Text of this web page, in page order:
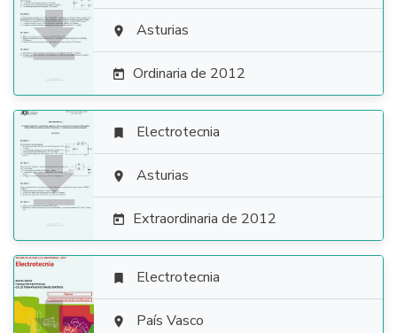
  Asturias
 Ordinaria de 2012

 Electrotecnia
 Asturias
 Extraordinaria de 2012
 Electrotecnia
 País Vasco